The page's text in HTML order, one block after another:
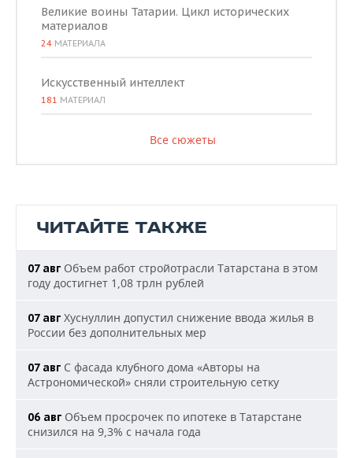
Великие воины Татарии. Цикл исторических
материалов
24 МАТЕРИАЛА
Искусственный интеллект
181 МАТЕРИАЛ
Все сюжеты
ЧИТАЙТЕ ТАКЖЕ
07 авг Объем работ стройотрасли Татарстана в этом
году достигнет 1,08 трлн рублей
07 авг Хуснуллин допустил снижение ввода жилья в
России без дополнительных мер
07 авг С фасада клубного дома «Авторы на
Астрономической» сняли строительную сетку
06 авг Объем просрочек по ипотеке в Татарстане
снизился на 9,3% с начала года